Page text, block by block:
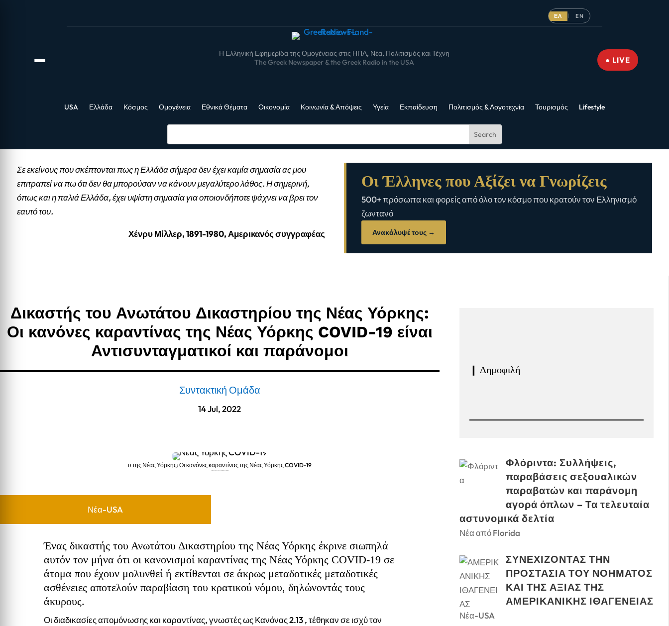
ΕΛ | EN
Η Ελληνική Εφημερίδα της Ομογένειας στις ΗΠΑ, Νέα, Πολιτισμός και Τέχνη
The Greek Newspaper & the Greek Radio in the USA
● LIVE
USA Ελλάδα Κόσμος Ομογένεια Εθνικά Θέματα Οικονομία Κοινωνία & Απόψεις Υγεία Εκπαίδευση Πολιτισμός & Λογοτεχνία Τουρισμός Lifestyle
Σε εκείνους που σκέπτονται πως η Ελλάδα σήμερα δεν έχει καμία σημασία ας μου
επιτραπεί να πω ότι δεν θα μπορούσαν να κάνουν μεγαλύτερο λάθος. Η σημερινή,
όπως και η παλιά Ελλάδα, έχει υψίστη σημασία για οποιονδήποτε ψάχνει να βρει τον
εαυτό του.
Χένρυ Μίλλερ, 1891-1980, Αμερικανός συγγραφέας
Οι Έλληνες που Αξίζει να Γνωρίζεις
500+ πρόσωπα και φορείς από όλο τον κόσμο που κρατούν τον Ελληνισμό
ζωντανό
Ανακάλυψέ τους →
Δικαστής του Ανωτάτου Δικαστηρίου της Νέας Υόρκης:
Οι κανόνες καραντίνας της Νέας Υόρκης COVID-19 είναι
Αντισυνταγματικοί και παράνομοι
Συντακτική Ομάδα
14 Jul, 2022
υ της Νέας Υόρκης: Οι κανόνες καραντίνας της Νέας Υόρκης COVID-19
Νέα-USA
Ένας δικαστής του Ανωτάτου Δικαστηρίου της Νέας Υόρκης έκρινε σιωπηλά
αυτόν τον μήνα ότι οι κανονισμοί καραντίνας της Νέας Υόρκης COVID-19 σε
άτομα που έχουν μολυνθεί ή εκτίθενται σε άκρως μεταδοτικές μεταδοτικές
ασθένειες αποτελούν παραβίαση του κρατικού νόμου, δηλώνοντάς τους
άκυρους.
Οι διαδικασίες απομόνωσης και καραντίνας, γνωστές ως Κανόνας 2.13 , τέθηκαν σε ισχύ τον
❙ Δημοφιλή
Φλόριντα: Συλλήψεις,
παραβάσεις σεξουαλικών
παραβατών και παράνομη
αγορά όπλων – Τα τελευταία
αστυνομικά δελτία
Νέα από Florida
ΣΥΝΕΧΙΖΟΝΤΑΣ ΤΗΝ
ΠΡΟΣΤΑΣΙΑ ΤΟΥ ΝΟΗΜΑΤΟΣ
ΚΑΙ ΤΗΣ ΑΞΙΑΣ ΤΗΣ
ΑΜΕΡΙΚΑΝΙΚΗΣ ΙΘΑΓΕΝΕΙΑΣ
Νέα-USA